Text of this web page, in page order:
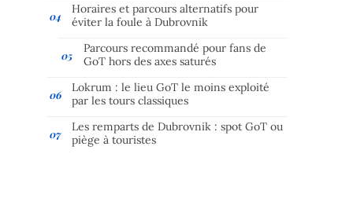
Horaires et parcours alternatifs pour
éviter la foule à Dubrovnik
Parcours recommandé pour fans de
GoT hors des axes saturés
Lokrum : le lieu GoT le moins exploité
par les tours classiques
Les remparts de Dubrovnik : spot GoT ou
piège à touristes